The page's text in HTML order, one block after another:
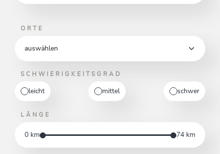
ORTE
SCHWIERIGKEITSGRAD
leicht mittel schwer
LÄNGE
0 km 74 km